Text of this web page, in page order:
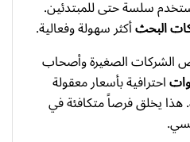
سلسة حتى للمبتدئين.
البحثأكثر سهولة وفعالية.
الصغيرة وأصحاب
احترافية بأسعار معقولة
هذا يخلق فرصاً متكافئة في